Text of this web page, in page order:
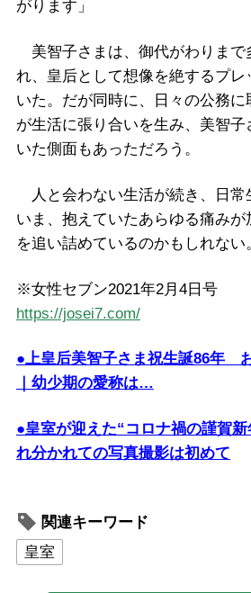
がります」
美智子さまは、御代がわりまで
れ、皇后として想像を絶するプレ
いた。だが同時に、日々の公務
が生活に張り合いを生み、美智子
いた側面もあっただろう。
人と会わない生活が続き、日常
いま、抱えていたあらゆる痛みが
を追い詰めているのかもしれない
※女性セブン2021年2月4日号
https://josei7.com/
●上皇后美智子さま祝生誕86年
｜幼少期の愛称は…
●皇室が迎えた“コロナ禍の謹賀
れ分かれての写真撮影は初めて
関連キーワード
皇室